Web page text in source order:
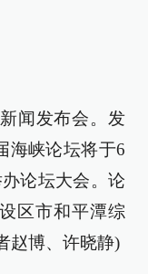
闻发布会。发
海峡论坛将于6
论坛大会。论
区市和平潭综
赵博、许晓静)